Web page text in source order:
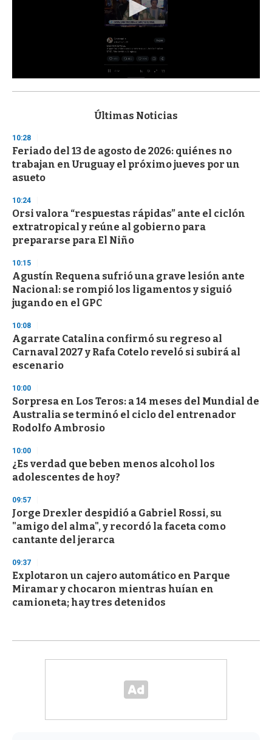
s
d
s
o
f
3
s
e
c
o
n
d
s
Últimas Noticias
10:28
Feriado del 13 de agosto de 2026: quiénes no
trabajan en Uruguay el próximo jueves por un
asueto
10:24
Orsi valora “respuestas rápidas” ante el ciclón
extratropical y reúne al gobierno para
prepararse para El Niño
10:15
Agustín Requena sufrió una grave lesión ante
Nacional: se rompió los ligamentos y siguió
jugando en el GPC
10:08
Agarrate Catalina confirmó su regreso al
Carnaval 2027 y Rafa Cotelo reveló si subirá al
escenario
10:00
Sorpresa en Los Teros: a 14 meses del Mundial de
Australia se terminó el ciclo del entrenador
Rodolfo Ambrosio
10:00
¿Es verdad que beben menos alcohol los
adolescentes de hoy?
09:57
Jorge Drexler despidió a Gabriel Rossi, su
"amigo del alma", y recordó la faceta como
cantante del jerarca
09:37
Explotaron un cajero automático en Parque
Miramar y chocaron mientras huían en
camioneta; hay tres detenidos